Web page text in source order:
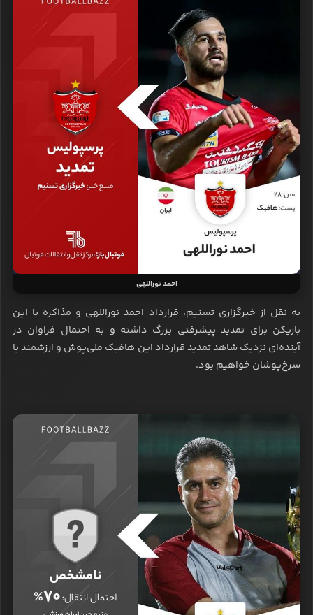
احمد نوراللهی
به نقل از خبرگزاری تسنیم، قرارداد احمد نوراللهی و مذاکره با این
بازیکن برای تمدید پیشرفتی بزرگ داشته و به احتمال فراوان در
آینده‌ای نزدیک شاهد تمدید قرارداد این هافبک ملی‌پوش و ارزشمند با
سرخ‌پوشان خواهیم بود.